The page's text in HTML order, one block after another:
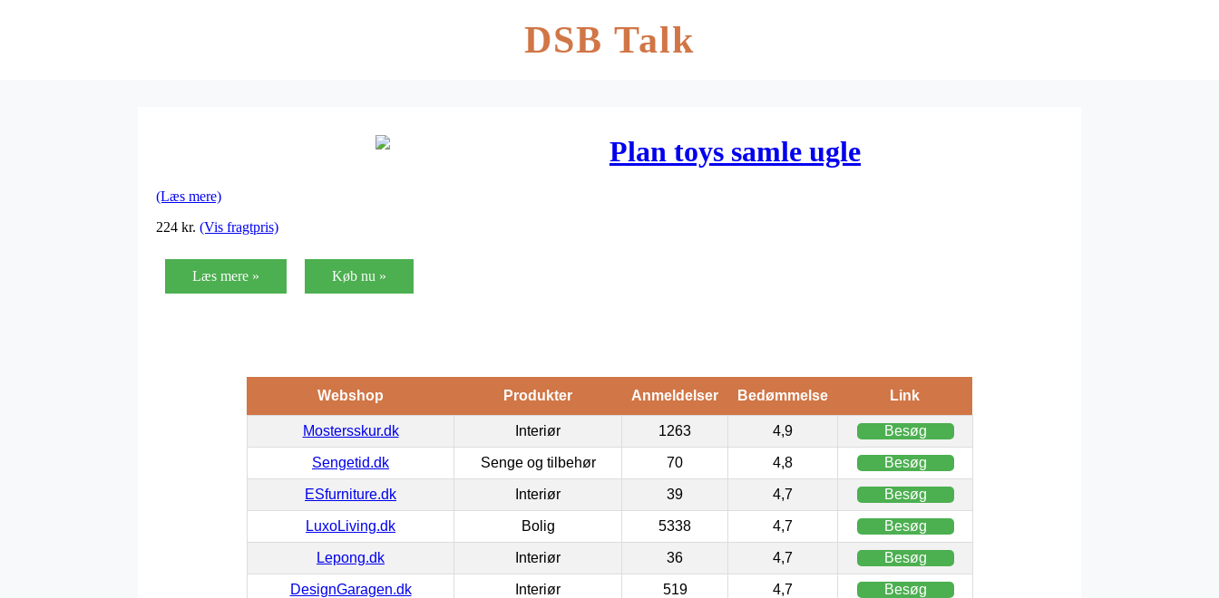
DSB Talk
Plan toys samle ugle
(Læs mere)
224 kr. (Vis fragtpris)
Læs mere » Køb nu »
Webshop Produkter Anmeldelser Bedømmelse Link
Mostersskur.dk Interiør 1263 4,9 Besøg
Sengetid.dk Senge og tilbehør 70 4,8 Besøg
ESfurniture.dk Interiør 39 4,7 Besøg
LuxoLiving.dk Bolig 5338 4,7 Besøg
Lepong.dk Interiør 36 4,7 Besøg
DesignGaragen.dk Interiør 519 4,7 Besøg